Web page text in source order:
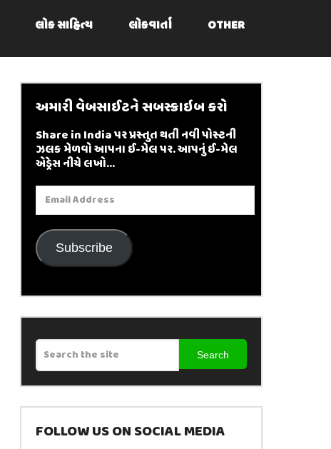
લોક સાહિત્ય લોકવાર્તા OTHER
અમારી વેબસાઈટને સબસ્ક્રાઇબ કરો
Share in India પર પ્રસ્તુત થતી નવી પોસ્ટની
ઝલક મેળવો આપના ઈ-મેલ પર. આપનું ઈ-મેલ
એડ્રેસ નીચે લખો...
Email
Address
Subscribe
Search
FOLLOW US ON SOCIAL MEDIA